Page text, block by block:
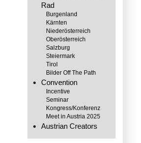
Rad
Burgenland
Kärnten
Niederösterreich
Oberösterreich
Salzburg
Steiermark
Tirol
Bilder Off The Path
Convention
Incentive
Seminar
Kongress/Konferenz
Meet in Austria 2025
Austrian Creators